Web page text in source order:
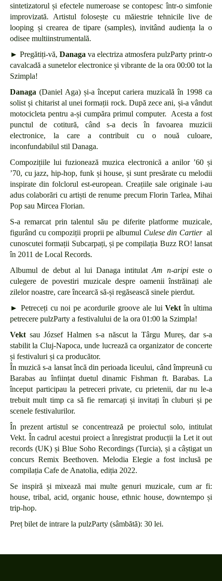
sintetizatorul și efectele numeroase se contopesc într-o simfonie
improvizată. Artistul folosește cu măiestrie tehnicile live de
looping și crearea de tipare (samples), invitând audiența la o
odisee multiinstrumentală.
► Pregătiți-vă, Danaga va electriza atmosfera pulzParty printr-o
cavalcadă a sunetelor electronice și vibrante de la ora 00:00 tot la
Szimpla!
Danaga (Daniel Aga) și-a început cariera muzicală în 1998 ca
solist și chitarist al unei formații rock. După zece ani, și-a vândut
motocicleta pentru a-și cumpăra primul computer. Acesta a fost
punctul de cotitură, când s-a decis în favoarea muzicii
electronice, la care a contribuit cu o nouă culoare,
inconfundabilul stil Danaga.
Compozițiile lui fuzionează muzica electronică a anilor ’60 și
’70, cu jazz, hip-hop, funk și house, și sunt presărate cu melodii
inspirate din folclorul est-european. Creațiile sale originale i-au
adus colaborări cu artiști de renume precum Florin Tarlea, Mihai
Pop sau Mircea Florian.
S-a remarcat prin talentul său pe diferite platforme muzicale,
figurând cu compoziții proprii pe albumul Culese din Cartieral
cunoscutei formații Subcarpați, și pe compilația Buzz RO! lansat
în 2011 de Local Records.
Albumul de debut al lui Danaga intitulatAm n-aripi este o
culegere de povestiri muzicale despre oamenii înstrăinați ale
zilelor noastre, care încearcă să-și regăsească sinele pierdut.
► Petreceți cu noi pe acordurile groove ale luiVekt în ultima
petrecere pulzParty a festivalului de la ora 01:00 la Szimpla!
Vekt sau József Halmen s-a născut la Târgu Mureș, dar s-a
stabilit la Cluj-Napoca, unde lucrează ca organizator de concerte
și festivaluri și ca producător.
În muzică s-a lansat încă din perioada liceului, când împreună cu
Barabas au înființat duetul dinamic Fishman ft. Barabas. La
început participau la petreceri private, cu prietenii, dar nu le-a
trebuit mult timp ca să fie remarcați și invitați în cluburi și pe
scenele festivalurilor.
În prezent artistul se concentrează pe proiectul solo, intitulat
Vekt. În cadrul acestui proiect a înregistrat producții la Let it out
records (UK) și Blue Soho Recordings (Turcia), și a câștigat un
concurs Remix Beethoven. Melodia Elegie a fost inclusă pe
compilația Cafe de Anatolia, ediția 2022.
Se inspiră și mixează mai multe genuri muzicale, cum ar fi:
house, tribal, acid, organic house, ethnic house, downtempo și
trip-hop.
Preț bilet de intrare la pulzParty (sâmbătă): 30 lei.